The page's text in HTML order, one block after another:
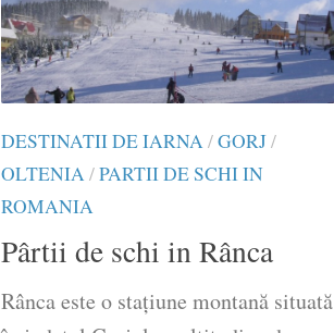
DESTINATII DE IARNA/GORJ/
OLTENIA/PARTII DE SCHI IN
ROMANIA
Pârtii de schi in Rânca
Rânca este o stațiune montană situată